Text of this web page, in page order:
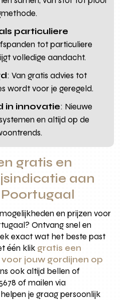
particuliere
tot particuliere
volledige aandacht.
: Van gratis advies tot
wordt voor je geregeld.
in innovatie: Nieuwe
en altijd op de
gratis en
aan
en prijzen voor
Ontvang snel en
exact wat het beste past
één klik gratis een
jouw gordijnen op
ook altijd bellen of
of mailen via
je graag persoonlijk